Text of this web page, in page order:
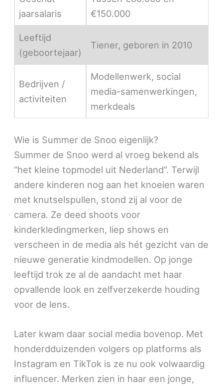
jaarsalaris
€150.000
Leeftijd
(geboortejaar)
Tiener, geboren in 2010
Bedrijven /
activiteiten
Modellenwerk, social
media-samenwerkingen,
merkdeals
Wie is Summer de Snoo eigenlijk?
Summer de Snoo werd al vroeg bekend als
“het kleine topmodel uit Nederland”. Terwijl
andere kinderen nog aan het knoeien waren
met knutselspullen, stond zij al voor de
camera. Ze deed shoots voor
kinderkledingmerken, liep shows en
verscheen in de media als hét gezicht van de
nieuwe generatie kindmodellen. Op jonge
leeftijd trok ze al de aandacht met haar
opvallende look en zelfverzekerde houding
voor de lens.
Later kwam daar social media bovenop. Met
honderdduizenden volgers op platforms als
Instagram en TikTok is ze nu ook volwaardig
influencer. Merken zien in haar een jonge,